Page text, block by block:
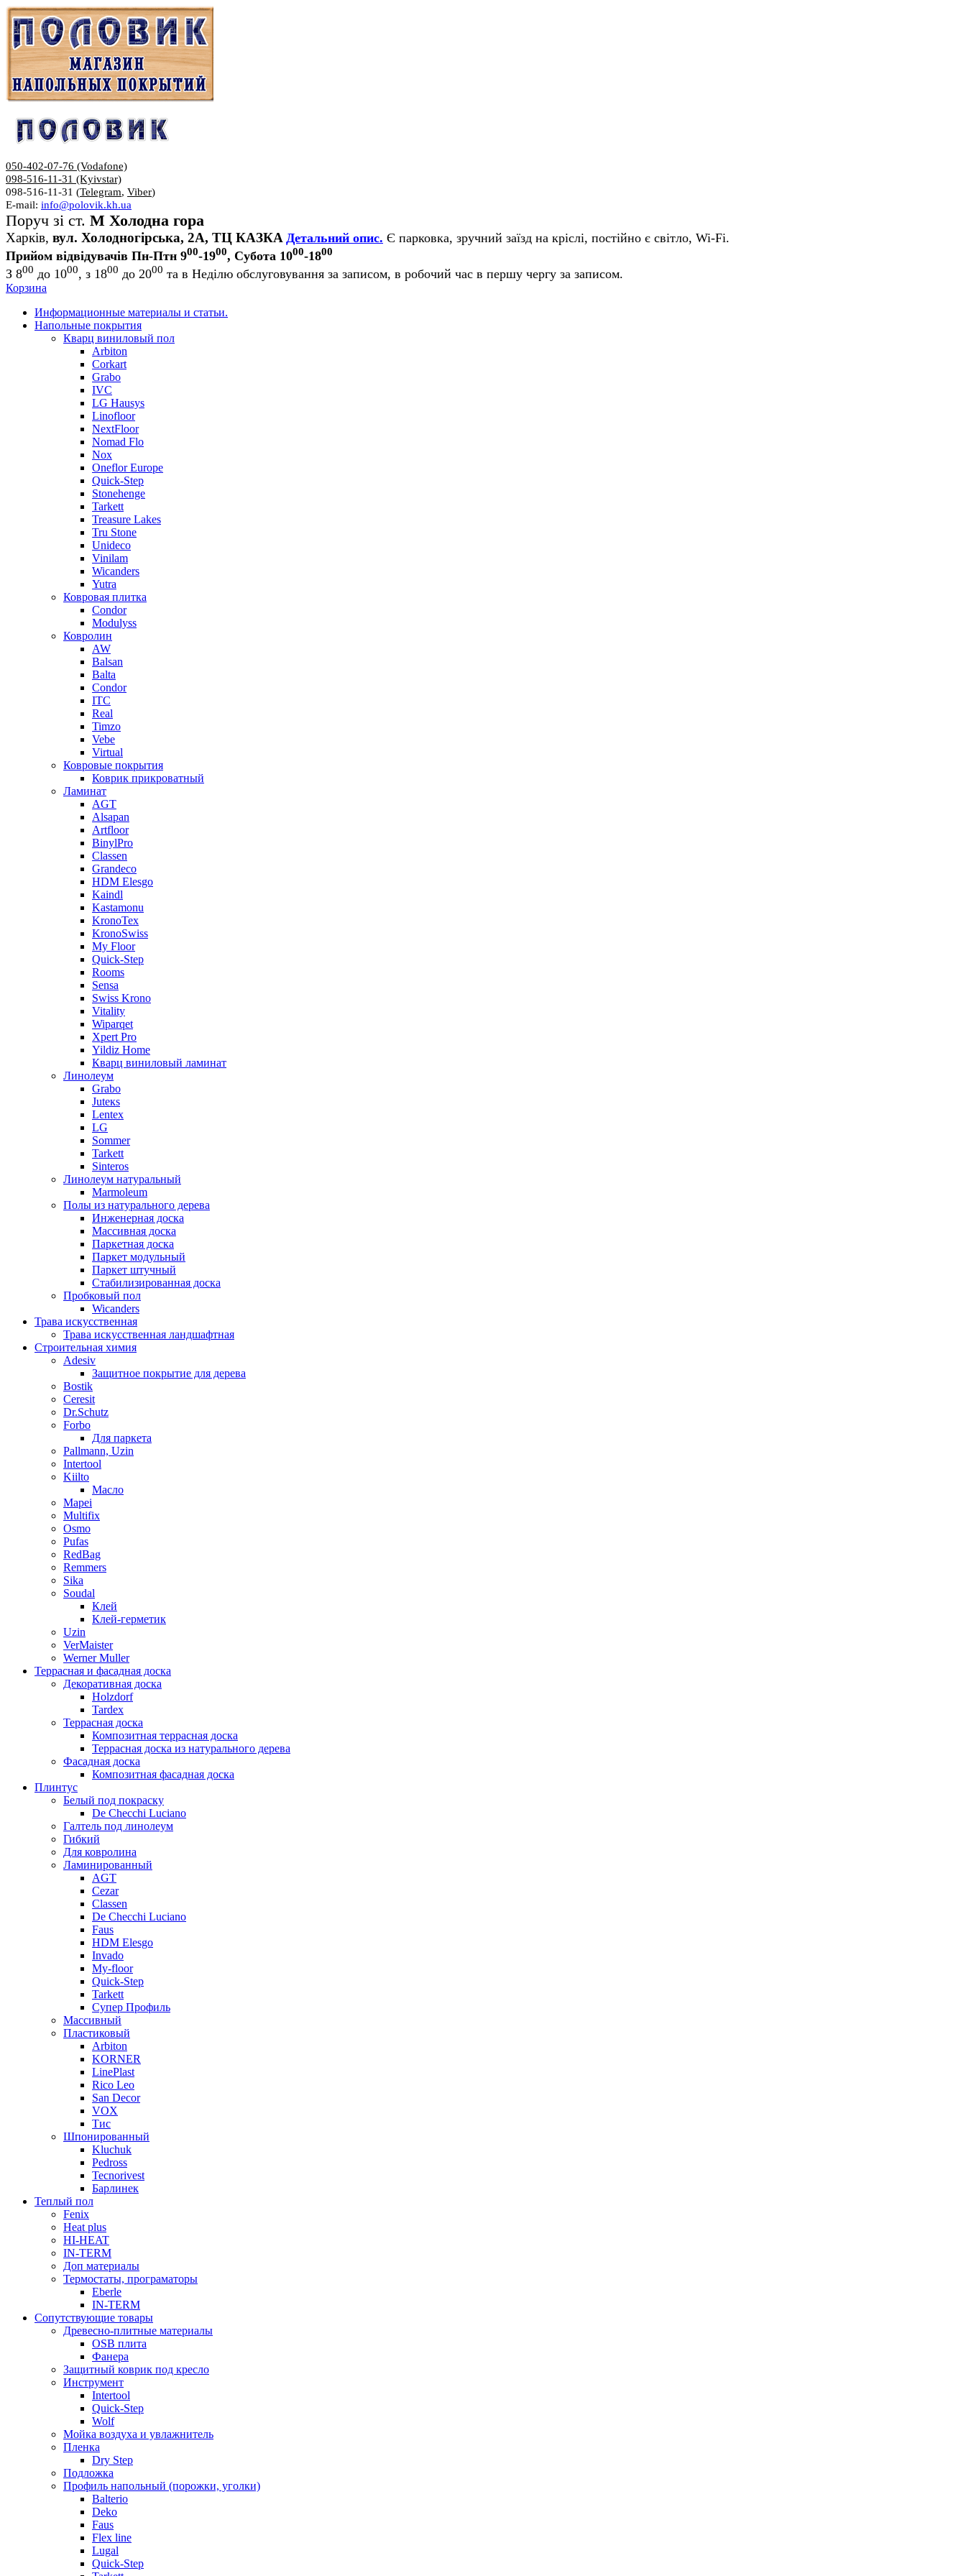
050-402-07-76 (Vodafone)
098-516-11-31 (Kyivstar)
098-516-11-31 (Telegram, Viber)
E-mail: info@polovik.kh.ua
Поруч зі ст. М Холодна гора
Харків, вул. Холодногірська, 2А, ТЦ КАЗКА Детальний опис. Є парковка, зручний заїзд на кріслі, постійно є світло, Wi-Fi.
Прийом відвідувачів Пн-Птн 900-1900, Субота 1000-1800
З 800 до 1000, з 1800 до 2000 та в Неділю обслуговування за записом, в робочий час в першу чергу за записом.
Корзина
Информационные материалы и статьи.
Напольные покрытия
Кварц виниловый пол
Arbiton
Corkart
Grabo
IVC
LG Hausys
Linofloor
NextFloor
Nomad Flo
Nox
Oneflor Europe
Quick-Step
Stonehenge
Tarkett
Treasure Lakes
Tru Stone
Unideco
Vinilam
Wicanders
Yutra
Ковровая плитка
Condor
Modulyss
Ковролин
AW
Balsan
Balta
Condor
ITC
Real
Timzo
Vebe
Virtual
Ковровые покрытия
Коврик прикроватный
Ламинат
AGT
Alsapan
Artfloor
BinylPro
Classen
Grandeco
HDM Elesgo
Kaindl
Kastamonu
KronoTex
KronoSwiss
My Floor
Quick-Step
Rooms
Sensa
Swiss Krono
Vitality
Wiparqet
Xpert Pro
Yildiz Home
Кварц виниловый ламинат
Линолеум
Grabo
Juteкs
Lentex
LG
Sommer
Tarkett
Sinteros
Линолеум натуральный
Marmoleum
Полы из натурального дерева
Инженерная доска
Массивная доска
Паркетная доска
Паркет модульный
Паркет штучный
Стабилизированная доска
Пробковый пол
Wicanders
Трава искусственная
Трава искусственная ландшафтная
Строительная химия
Adesiv
Защитное покрытие для дерева
Bostik
Ceresit
Dr.Schutz
Forbo
Для паркета
Pallmann, Uzin
Intertool
Kiilto
Масло
Mapei
Multifix
Osmo
Pufas
RedBag
Remmers
Sika
Soudal
Клей
Клей-герметик
Uzin
VerMaister
Werner Muller
Террасная и фасадная доска
Декоративная доска
Holzdorf
Tardex
Террасная доска
Композитная террасная доска
Террасная доска из натурального дерева
Фасадная доска
Композитная фасадная доска
Плинтус
Белый под покраску
De Checchi Luciano
Галтель под линолеум
Гибкий
Для ковролина
Ламинированный
AGT
Cezar
Classen
De Checchi Luciano
Faus
HDM Elesgo
Invado
My-floor
Quick-Step
Tarkett
Супер Профиль
Массивный
Пластиковый
Arbiton
KORNER
LinePlast
Rico Leo
San Decor
VOX
Тис
Шпонированный
Kluchuk
Pedross
Tecnorivest
Барлинек
Теплый пол
Fenix
Heat plus
HI-HEAT
IN-TERM
Доп материалы
Термостаты, програматоры
Eberle
IN-TERM
Сопутствующие товары
Древесно-плитные материалы
OSB плита
Фанера
Защитный коврик под кресло
Инструмент
Intertool
Quick-Step
Wolf
Мойка воздуха и увлажнитель
Пленка
Dry Step
Подложка
Профиль напольный (порожки, уголки)
Balterio
Deko
Faus
Flex line
Lugal
Quick-Step